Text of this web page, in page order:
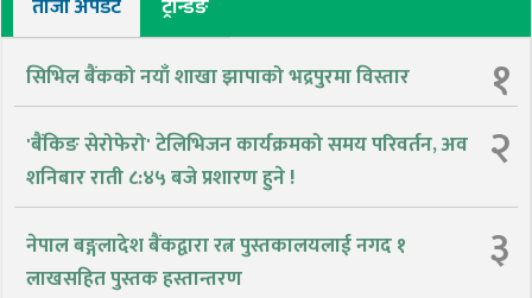
ताजा अपडेट ट्रेन्डिङ
सिभिल बैंकको नयाँ शाखा झापाको भद्रपुरमा विस्तार १
'बैंकिङ सेरोफेरो' टेलिभिजन कार्यक्रमको समय परिवर्तन, अव
शनिबार राती ८:४५ बजे प्रशारण हुने !
२
नेपाल बङ्गलादेश बैंकद्वारा रत्न पुस्तकालयलाई नगद १
लाखसहित पुस्तक हस्तान्तरण
३